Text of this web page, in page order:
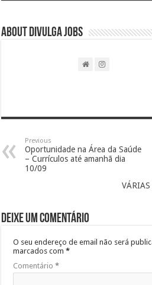
About DIVULGA JOBS
Previous
Oportunidade na Área da Saúde
– Currículos até amanhã dia
10/09
VÁRIAS
Deixe um comentário
O seu endereço de email não será
marcados com*
Comentário*